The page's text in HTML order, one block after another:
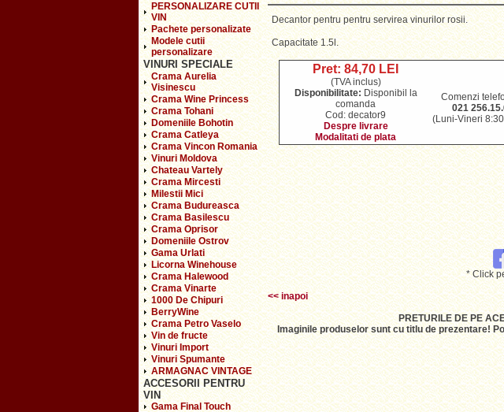
PERSONALIZARE CUTII
VIN
Pachete personalizate
Modele cutii
personalizare
VINURI SPECIALE
Crama Aurelia
Visinescu
Crama Wine Princess
Crama Tohani
Domeniile Bohotin
Crama Catleya
Crama Vincon Romania
Vinuri Moldova
Chateau Vartely
Crama Mircesti
Milestii Mici
Crama Budureasca
Crama Basilescu
Crama Oprisor
Domeniile Ostrov
Gama Urlati
Licorna Winehouse
Crama Halewood
Crama Vinarte
1000 De Chipuri
BerryWine
Crama Petro Vaselo
Vin de fructe
Vinuri Import
Vinuri Spumante
ARMAGNAC VINTAGE
ACCESORII PENTRU
VIN
Gama Final Touch
Decantor pentru pentru servirea vinurilor rosii.
Capacitate 1.5l.
Pret: 84,70 LEI
(TVA inclus)
Disponibilitate: Disponibil la
comanda
Cod: decator9
Despre livrare
Modalitati de plata
Comenzi
021
(Luni-Vineri
* Click
<< inapoi
PRETURILE DE PE
Imaginile produselor sunt cu titlu de prezentare!